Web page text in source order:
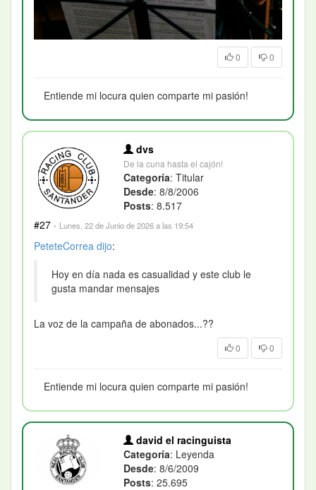
0 0
Entiende mi locura quien comparte mi pasión!
dvs
De la cuna hasta el cajón!
Categoría: Titular
Desde: 8/8/2006
Posts: 8.517
#27 · Lunes, 22 de Junio de 2026 a las 19:54
PeteteCorrea dijo:
Hoy en día nada es casualidad y este club le
gusta mandar mensajes
La voz de la campaña de abonados...??
0 0
Entiende mi locura quien comparte mi pasión!
david el racinguista
Categoría: Leyenda
Desde: 8/6/2009
Posts: 25.695